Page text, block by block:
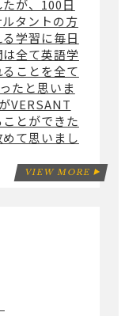
が、100日
タントの方
学習に毎日
全て英語学
ことを全て
たと思いま
VERSANT
とができた
て思いまし
VIEW MORE